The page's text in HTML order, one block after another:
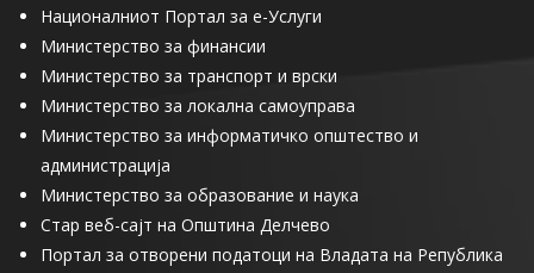
Националниот Портал за е-Услуги
Министерство за финансии
Министерство за транспорт и врски
Министерство за локална самоуправа
Министерство за информатичко општество и
администрација
Министерство за образование и наука
Стар веб-сајт на Општина Делчево
Портал за отворени податоци на Владата на Република